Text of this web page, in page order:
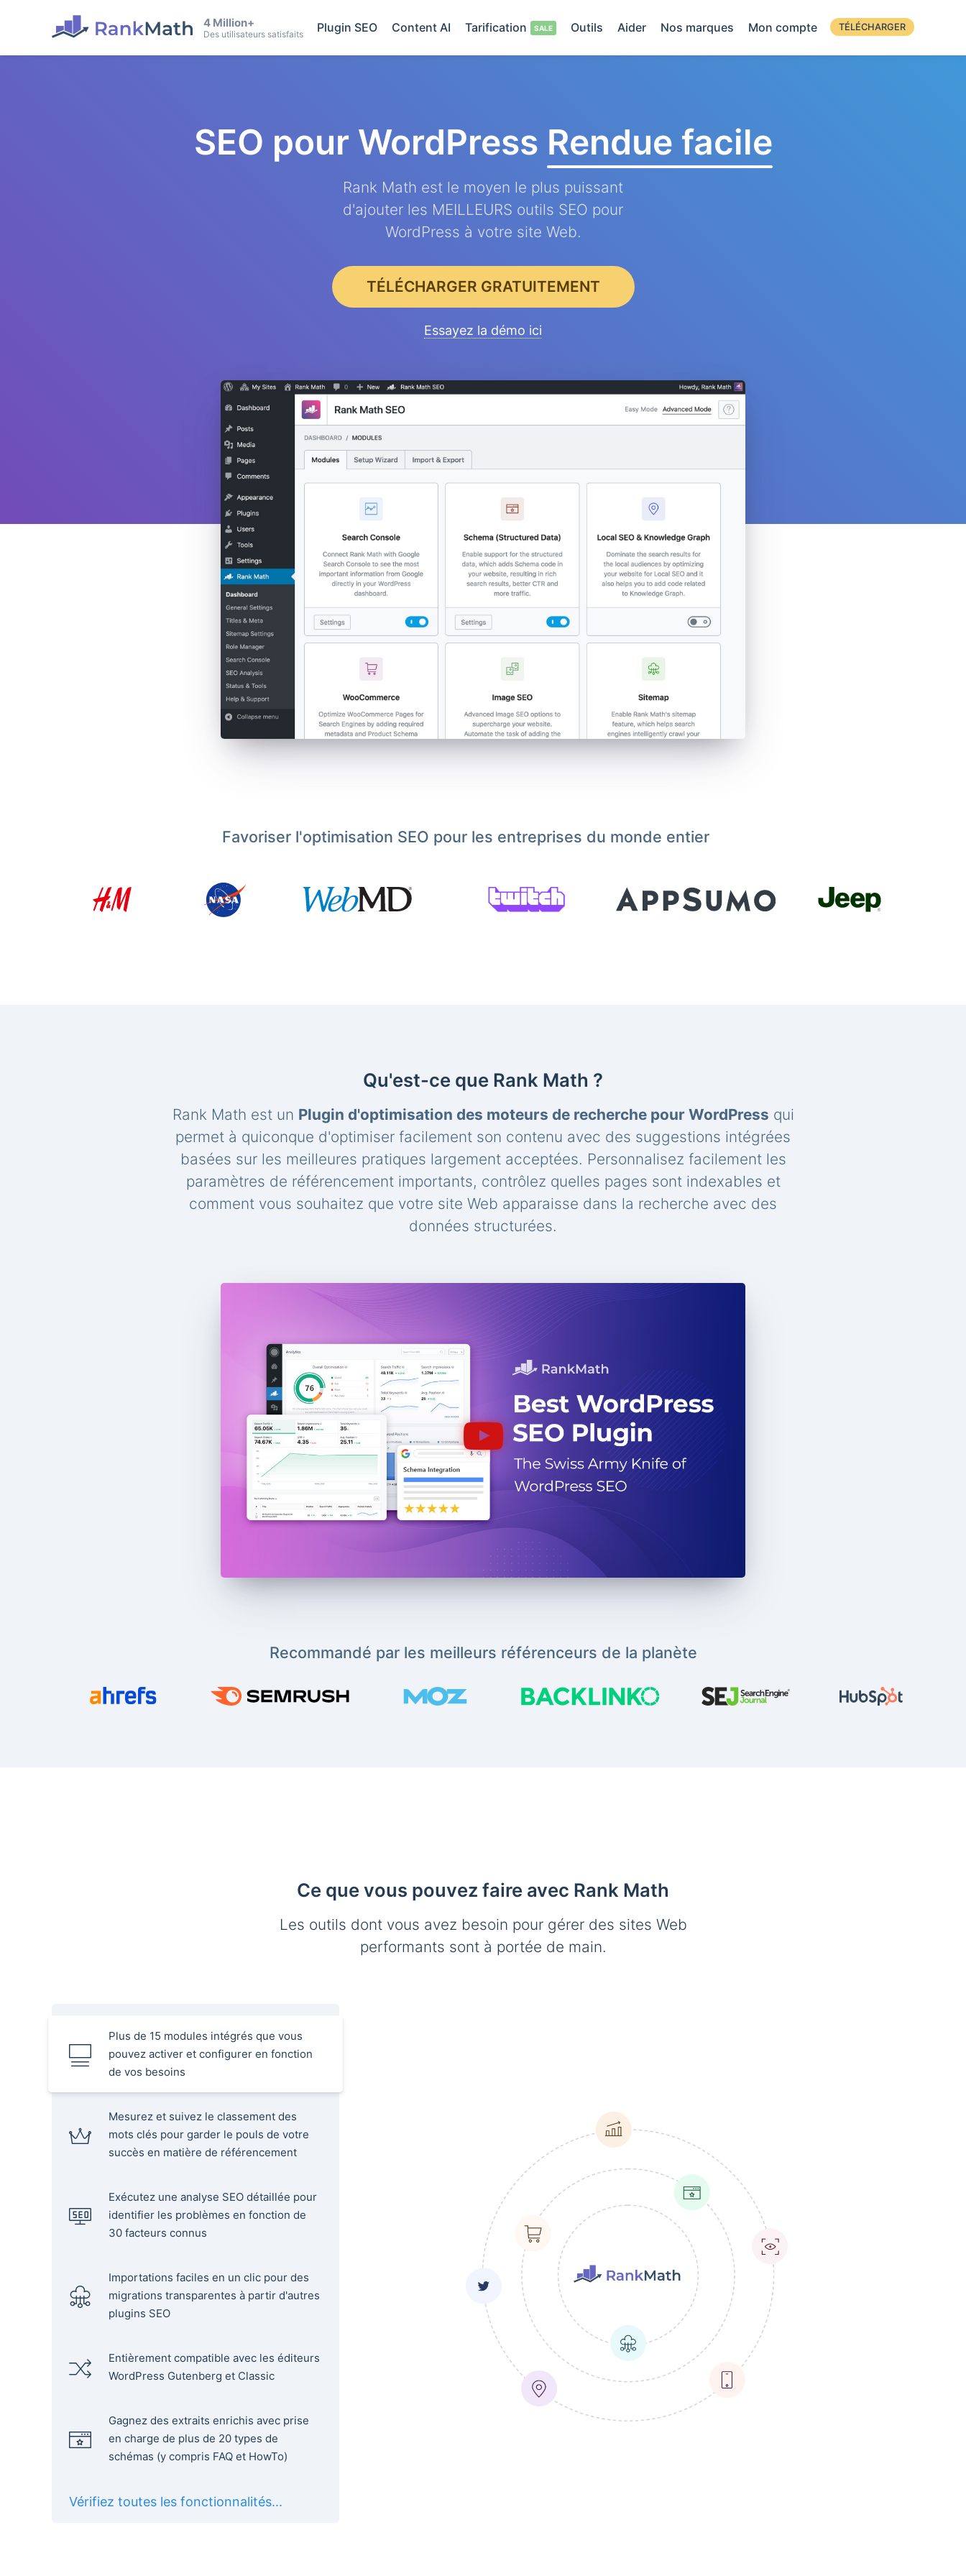
4 Million+
Des utilisateurs satisfaits Plugin SEO Content AI Tarification Outils Aider Nos marques Mon compte TÉLÉCHARGER
SEO pour WordPress Rendue facile
Rank Math est le moyen le plus puissant
d'ajouter les MEILLEURS outils SEO pour
WordPress à votre site Web.
TÉLÉCHARGER GRATUITEMENT
Essayez la démo ici
Favoriser l'optimisation SEO pour les entreprises du monde entier
Qu'est-ce que Rank Math ?
Rank Math est un Plugin d'optimisation des moteurs de recherche pour WordPress qui
permet à quiconque d'optimiser facilement son contenu avec des suggestions intégrées
basées sur les meilleures pratiques largement acceptées. Personnalisez facilement les
paramètres de référencement importants, contrôlez quelles pages sont indexables et
comment vous souhaitez que votre site Web apparaisse dans la recherche avec des
données structurées.
Recommandé par les meilleurs référenceurs de la planète
Ce que vous pouvez faire avec Rank Math
Les outils dont vous avez besoin pour gérer des sites Web
performants sont à portée de main.
Plus de 15 modules intégrés que vous
pouvez activer et configurer en fonction
de vos besoins
Mesurez et suivez le classement des
mots clés pour garder le pouls de votre
succès en matière de référencement
Exécutez une analyse SEO détaillée pour
identifier les problèmes en fonction de
30 facteurs connus
Importations faciles en un clic pour des
migrations transparentes à partir d'autres
plugins SEO
Entièrement compatible avec les éditeurs
WordPress Gutenberg et Classic
Gagnez des extraits enrichis avec prise
en charge de plus de 20 types de
schémas (y compris FAQ et HowTo)
Vérifiez toutes les fonctionnalités...